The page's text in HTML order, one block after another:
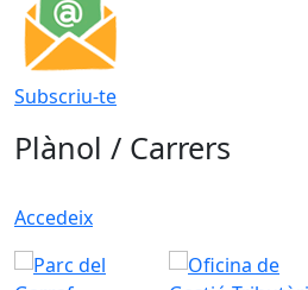
Subscriu-te
Plànol / Carrers
Accedeix